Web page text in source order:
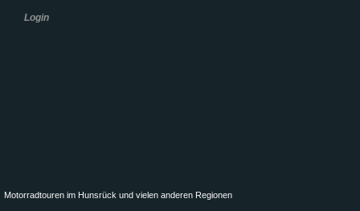
Login
Motorradtouren im Hunsrück und vielen anderen Regionen